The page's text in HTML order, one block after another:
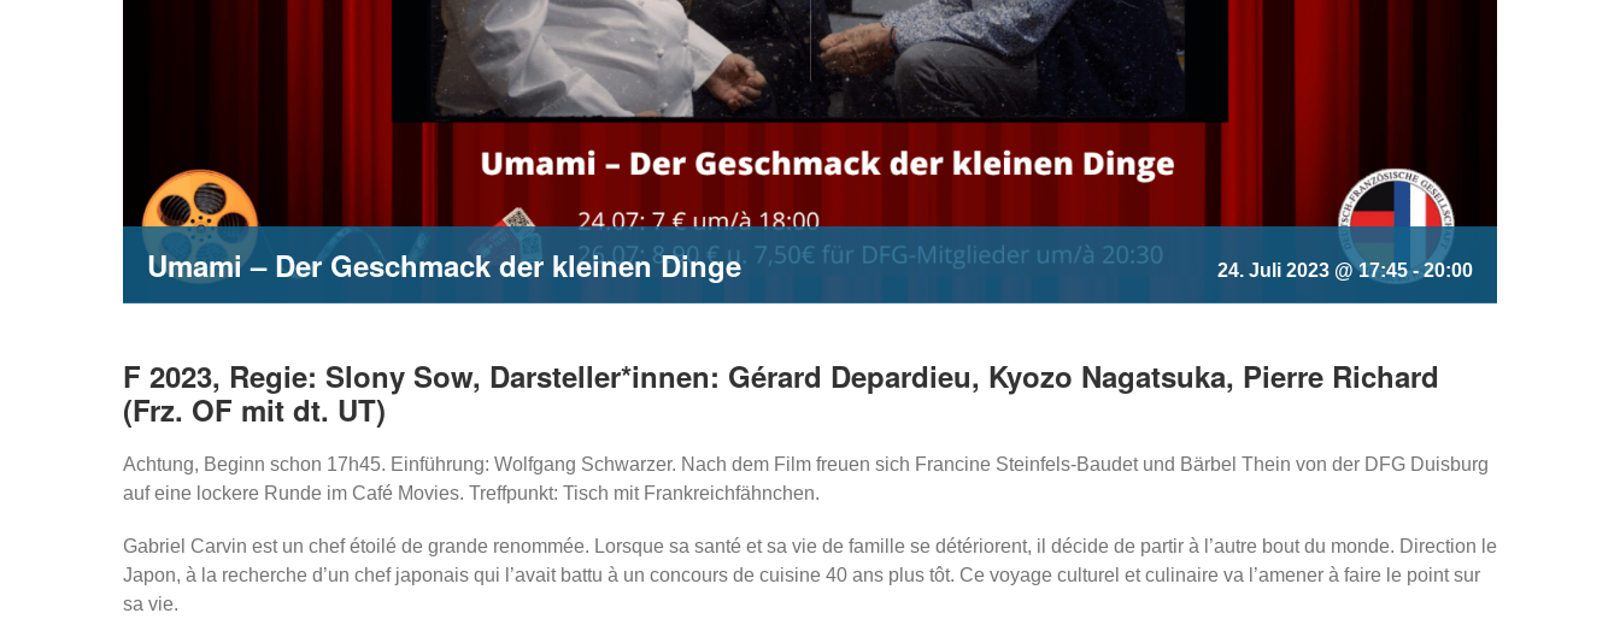
Umami – Der Geschmack der kleinen Dinge 24. Juli 2023 @ 17:45- 20:00
F 2023, Regie: Slony Sow, Darsteller*innen: Gérard Depardieu, Kyozo Nagatsuka, Pierre Richard
(Frz. OF mit dt. UT)
Achtung, Beginn schon 17h45. Einführung: Wolfgang Schwarzer. Nach dem Film freuen sich Francine Steinfels-Baudet und Bärbel Thein von der DFG Duisburg
auf eine lockere Runde im Café Movies. Treffpunkt: Tisch mit Frankreichfähnchen.
Gabriel Carvin est un chef étoilé de grande renommée. Lorsque sa santé et sa vie de famille se détériorent, il décide de partir à l’autre bout du monde. Direction le
Japon, à la recherche d’un chef japonais qui l’avait battu à un concours de cuisine 40 ans plus tôt. Ce voyage culturel et culinaire va l’amener à faire le point sur
sa vie.